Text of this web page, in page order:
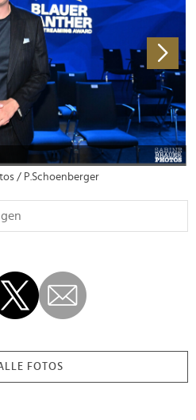
/ P.Schoenberger
FOTOS